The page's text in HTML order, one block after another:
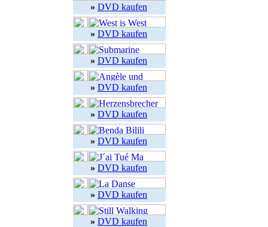
» DVD kaufen
» DVD kaufen
» DVD kaufen
» DVD kaufen
» DVD kaufen
» DVD kaufen
» DVD kaufen
» DVD kaufen
» DVD kaufen